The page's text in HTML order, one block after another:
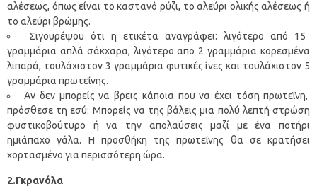
αλέσεως, όπως είναι το καστανό ρύζι, το αλεύρι ολικής αλέσεως ή
το αλεύρι βρώμης.
Σιγουρέψου ότι η ετικέτα αναγράφει: λιγότερο από 15
γραμμάρια απλά σάκχαρα, λιγότερο απο 2 γραμμάρια κορεσμένα
λιπαρά, τουλάχιστον 3 γραμμάρια φυτικές ίνες και τουλάχιστον 5
γραμμάρια πρωτεΐνης.
Αν δεν μπορείς να βρεις κάποια που να έχει τόση πρωτεΐνη,
πρόσθεσε τη εσύ: Μπορείς να της βάλεις μια πολύ λεπτή στρώση
φυστικοβούτυρο ή να την απολαύσεις μαζί με ένα ποτήρι
ημιάπαχο γάλα. Η προσθήκη της πρωτεΐνης θα σε κρατήσει
χορτασμένο για περισσότερη ώρα.
2.Γκρανόλα